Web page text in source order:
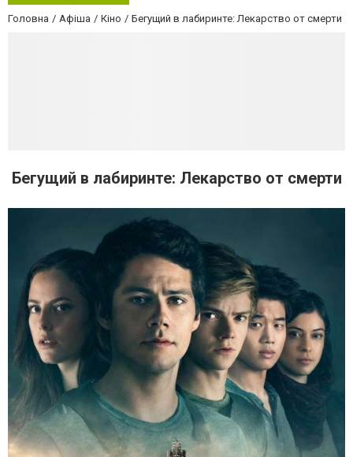
Головна Афіша Кіно Бегущий в лабиринте: Лекарство от смерти
Бегущий в лабиринте: Лекарство от смерти